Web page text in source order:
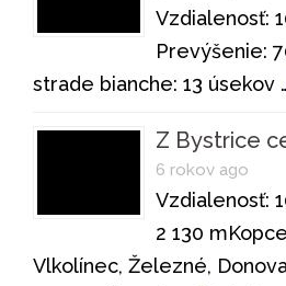
Vzdialenosť:
Prevýšenie:
strade bianche: 13 úsekov
Z Bystrice
6 rokov ago
Vzdialenosť:
2 130
Vlkolínec, Železné,